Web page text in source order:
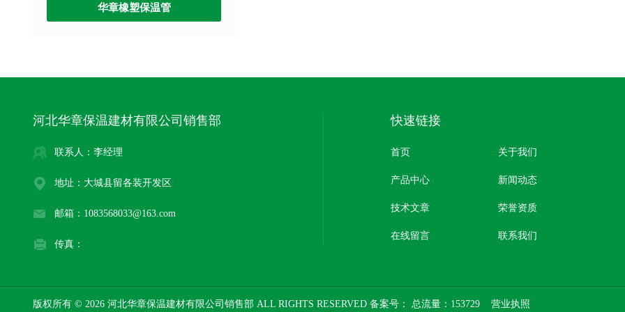
华章橡塑保温管
河北华章保温建材有限公司销售部
联系人：李经理
地址：大城县留各装开发区
邮箱：1083568033@163.com
传真：
快速链接
首页 关于我们
产品中心 新闻动态
技术文章 荣誉资质
在线留言 联系我们
版权所有 © 2026 河北华章保温建材有限公司销售部 ALL RIGHTS RESERVED 备案号： 总流量：153729 营业执照